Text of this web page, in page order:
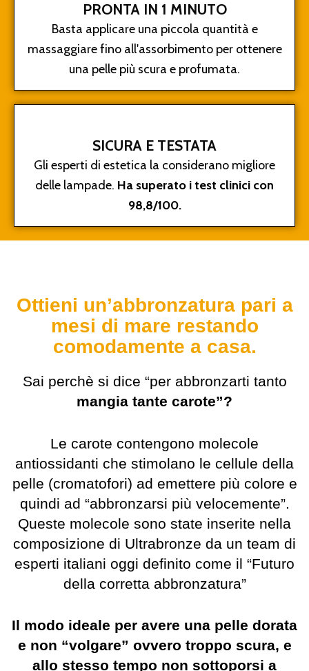
PRONTA IN 1 MINUTO
Basta applicare una piccola quantità e
massaggiare fino all'assorbimento per ottenere
una pelle più scura e profumata.
SICURA E TESTATA
Gli esperti di estetica la considerano migliore
delle lampade. Ha superato i test clinici con
98,8/100.
Ottieni un’abbronzatura pari a
mesi di mare restando
comodamente a casa.
Sai perchè si dice “per abbronzarti tanto
mangia tante carote”?
Le carote contengono molecole
antiossidanti che stimolano le cellule della
pelle (cromatofori) ad emettere più colore e
quindi ad “abbronzarsi più velocemente”.
Queste molecole sono state inserite nella
composizione di Ultrabronze da un team di
esperti italiani oggi definito come il “Futuro
della corretta abbronzatura”
Il modo ideale per avere una pelle dorata
e non “volgare” ovvero troppo scura, e
allo stesso tempo non sottoporsi a